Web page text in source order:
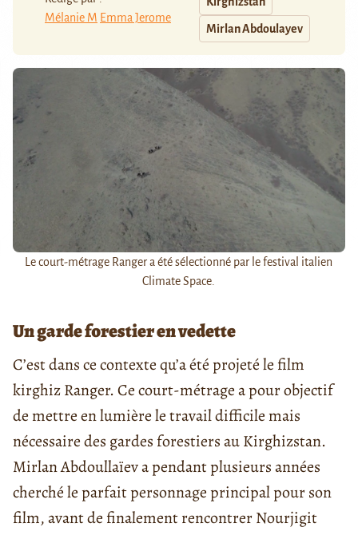
Mélanie M Emma Jerome
Mirlan Abdoulayev
Le court-métrage Ranger a été sélectionné par le festival italien
Climate Space.
Un garde forestier en vedette
C’est dans ce contexte qu’a été projeté le film
kirghiz Ranger. Ce court-métrage a pour objectif
de mettre en lumière le travail difficile mais
nécessaire des gardes forestiers au Kirghizstan.
Mirlan Abdoullaïev a pendant plusieurs années
cherché le parfait personnage principal pour son
film, avant de finalement rencontrer Nourjigit